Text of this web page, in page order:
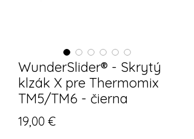
WunderSlider® - Skrytý
klzák X pre Thermomix
TM5/TM6 - čierna
19,00 €Prezzo